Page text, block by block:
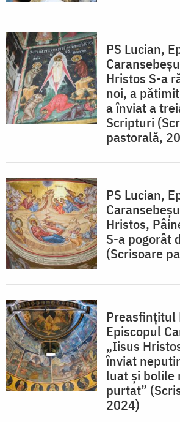
PS Lucian,
Hristos S-a
noi, a
a înviat a
Scripturi
pastorală,
PS Lucian,
Hristos,
S-a pogorât
(Scrisoare
Preasfințitul
Episcopul
„Iisus
înviat
luat și bolile
purtat”
2024)